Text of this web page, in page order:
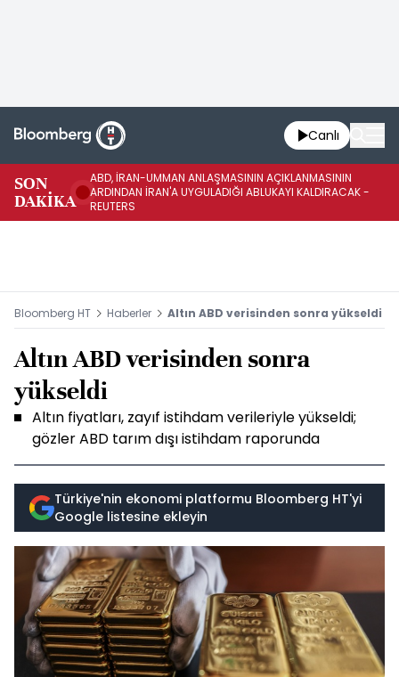
Canlı
SON
DAKİKA
ABD, İRAN-UMMAN ANLAŞMASININ AÇIKLANMASININ
ARDINDAN İRAN'A UYGULADIĞI ABLUKAYI KALDIRACAK -
REUTERS
Bloomberg HT Haberler Altın ABD verisinden sonra yükseldi
Altın ABD verisinden sonra
yükseldi
Altın fiyatları, zayıf istihdam verileriyle yükseldi;
gözler ABD tarım dışı istihdam raporunda
Türkiye'nin ekonomi platformu Bloomberg HT'yi
Google listesine ekleyin